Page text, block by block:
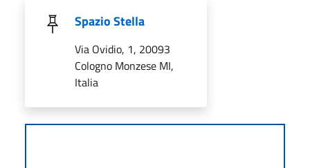
Spazio Stella
Via Ovidio, 1, 20093
Cologno Monzese MI,
Italia